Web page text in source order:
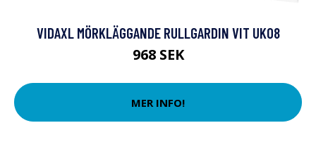
VIDAXL MÖRKLÄGGANDE RULLGARDIN VIT UK08
968 SEK
MER INFO!